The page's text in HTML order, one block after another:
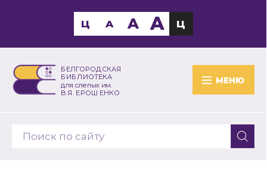
БЕЛГОРОДСКАЯ
БИБЛИОТЕКА
для слепых им.
В.Я. ЕРОШЕНКО
МЕНЮ
Ц A A A Ц